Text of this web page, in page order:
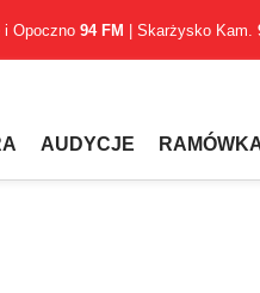
i Opoczno 94 FM | Skarżysko Kam.
AUDYCJE